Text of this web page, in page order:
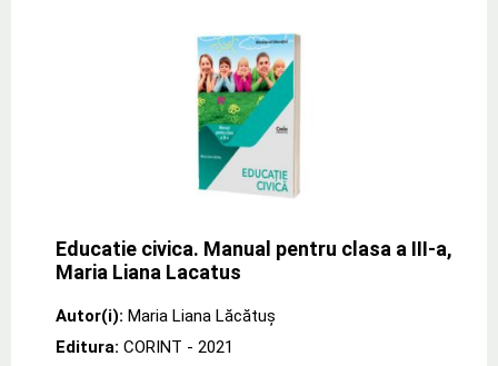
Educatie civica. Manual pentru clasa a III-a,
Maria Liana Lacatus
Autor(i): Maria Liana Lăcătuş
Editura: CORINT - 2021